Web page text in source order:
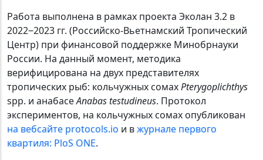
Работа выполнена в рамках проекта Эколан 3.2 в
2022‒2023 гг. (Российско-Вьетнамский Тропический
Центр) при финансовой поддержке Минобрнауки
России. На данный момент, методика
верифицирована на двух представителях
тропических рыб: кольчужных сомахPterygoplichthys
spp. и анабасеAnabas testudineus. Протокол
экспериментов, на кольчужных сомах опубликован
на вебсайте protocols.io и вжурнале первого
квартиля: PloS ONE.